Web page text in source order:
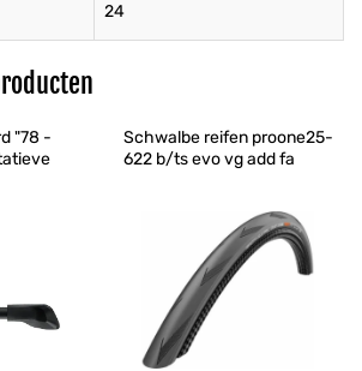
24
"78 -
Schwalbe reifen proone25-
622 b/ts evo vg add fa